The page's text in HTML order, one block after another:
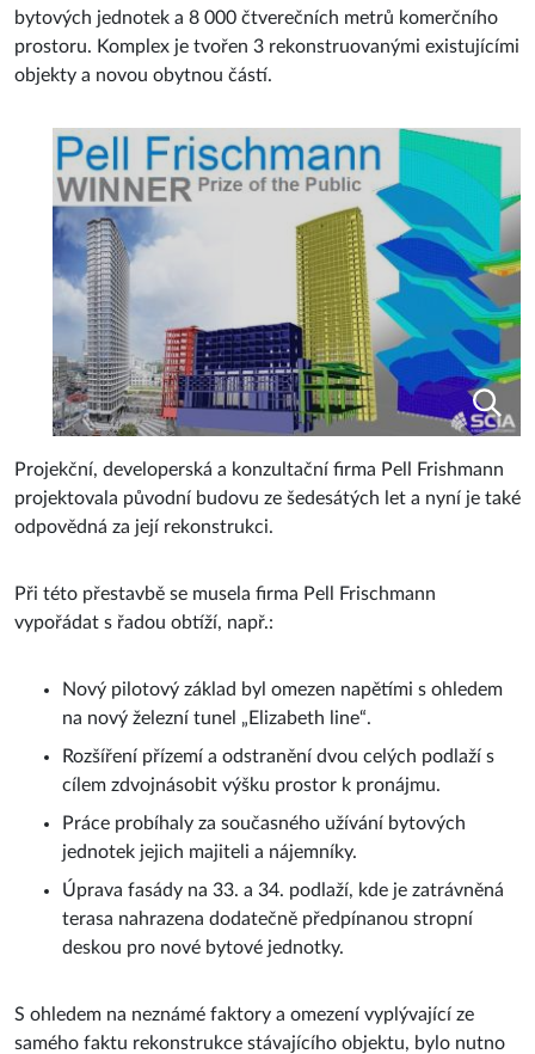
bytových jednotek a 8 000 čtverečních metrů komerčního
prostoru. Komplex je tvořen 3 rekonstruovanými existujícími
objekty a novou obytnou částí.
Projekční, developerská a konzultační firma Pell Frishmann
projektovala původní budovu ze šedesátých let a nyní je také
odpovědná za její rekonstrukci.
Při této přestavbě se musela firma Pell Frischmann
vypořádat s řadou obtíží, např.:
Nový pilotový základ byl omezen napětími s ohledem
na nový železní tunel „Elizabeth line“.
Rozšíření přízemí a odstranění dvou celých podlaží s
cílem zdvojnásobit výšku prostor k pronájmu.
Práce probíhaly za současného užívání bytových
jednotek jejich majiteli a nájemníky.
Úprava fasády na 33. a 34. podlaží, kde je zatrávněná
terasa nahrazena dodatečně předpínanou stropní
deskou pro nové bytové jednotky.
S ohledem na neznámé faktory a omezení vyplývající ze
samého faktu rekonstrukce stávajícího objektu, bylo nutno